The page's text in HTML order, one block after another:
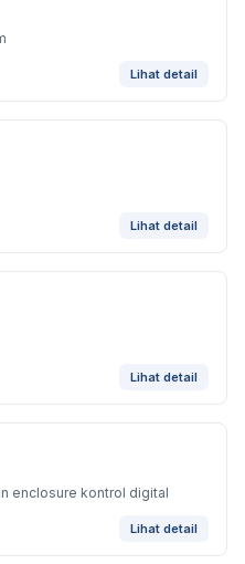
Lihat detail
Lihat detail
Lihat detail
enclosure kontrol digital
Lihat detail